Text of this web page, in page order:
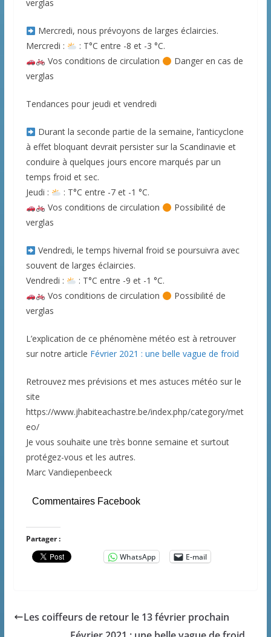
verglas
Mercredi, nous prévoyons de larges éclaircies.
Mercredi :
: T°C entre -8 et -3 °C.
Vos conditions de circulation
Danger en cas de
verglas
Tendances pour jeudi et vendredi
Durant la seconde partie de la semaine, l’anticyclone
à effet bloquant devrait persister sur la Scandinavie et
conduire à quelques jours encore marqués par un
temps froid et sec.
Jeudi :
: T°C entre -7 et -1 °C.
Vos conditions de circulation
Possibilité de
verglas
Vendredi, le temps hivernal froid se poursuivra avec
souvent de larges éclaircies.
Vendredi :
: T°C entre -9 et -1 °C.
Vos conditions de circulation
Possibilité de
verglas
L’explication de ce phénomène météo est à retrouver
sur notre article Février 2021 : une belle vague de froid
Retrouvez mes prévisions et mes astuces météo sur le
site
https://www.jhabiteachastre.be/index.php/category/met
eo/
Je vous souhaite une très bonne semaine et surtout
protégez-vous et les autres.
Marc Vandiepenbeeck
Commentaires Facebook
Partager :
WhatsApp
E-mail
Les coiffeurs de retour le 13 février prochain